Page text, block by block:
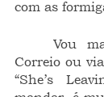
com as
Correio ou
“She’s